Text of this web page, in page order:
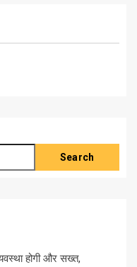
Search
होगी और सख्त,